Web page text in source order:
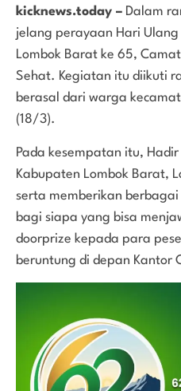
kicknews.today – Dalam
jelang perayaan Hari Ulang
Lombok Barat ke 65,
Sehat. Kegiatan itu diikuti
berasal dari warga
(18/3).
Pada kesempatan itu,
Kabupaten Lombok Barat,
serta memberikan
bagi siapa yang bisa
doorprize kepada para
beruntung di depan Kantor